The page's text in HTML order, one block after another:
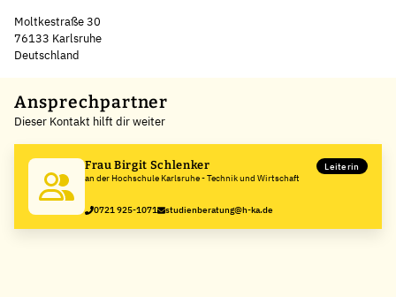
Moltkestraße 30
76133 Karlsruhe
Deutschland
+
−
Ansprechpartner
Dieser Kontakt hilft dir weiter
Frau Birgit Schlenker
an der Hochschule Karlsruhe - Technik und Wirtschaft
Leiterin
0721 925-1071 studienberatung@h-ka.de